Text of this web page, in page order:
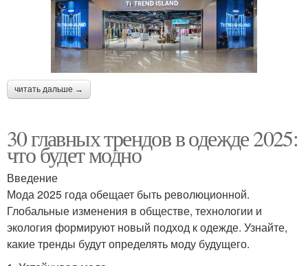
читать дальше →
30 главных трендов в одежде 2025:
что будет модно
Введение
Мода 2025 года обещает быть революционной.
Глобальные изменения в обществе, технологии и
экология формируют новый подход к одежде. Узнайте,
какие тренды будут определять моду будущего.